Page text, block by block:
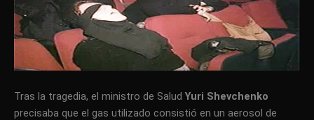
Tras la tragedia, el ministro de Salud Yuri Shevchenko
precisaba que el gas utilizado consistió en un aerosol de